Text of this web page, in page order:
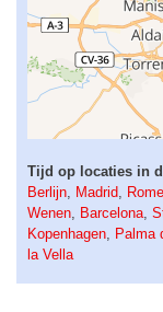
Tijd op locaties in
Berlijn
Madrid Rome
Wenen
Barcelona
Kopenhagen
Palma
la Vella